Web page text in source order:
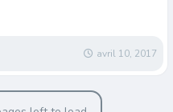
avril 10, 2017